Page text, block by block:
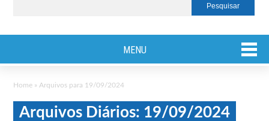
MENU
Home » Arquivos para 19/09/2024
Arquivos Diários: 19/09/2024